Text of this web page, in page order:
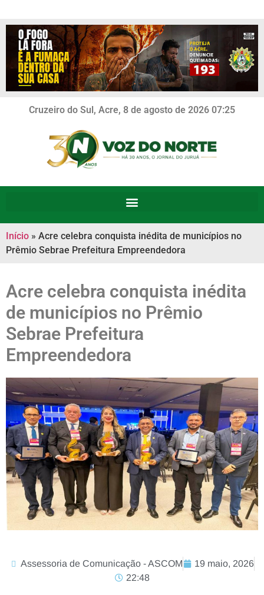
Cruzeiro do Sul, Acre, 8 de agosto de 2026 07:25
Início » Acre celebra conquista inédita de municípios no
Prêmio Sebrae Prefeitura Empreendedora
Acre celebra conquista inédita
de municípios no Prêmio
Sebrae Prefeitura
Empreendedora
Assessoria de Comunicação - ASCOM
19 maio, 2026
22:48